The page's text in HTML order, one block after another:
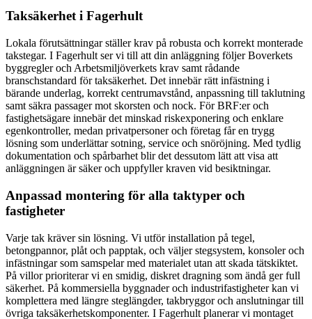
Taksäkerhet i Fagerhult
Lokala förutsättningar ställer krav på robusta och korrekt monterade
takstegar. I Fagerhult ser vi till att din anläggning följer Boverkets
byggregler och Arbetsmiljöverkets krav samt rådande
branschstandard för taksäkerhet. Det innebär rätt infästning i
bärande underlag, korrekt centrumavstånd, anpassning till taklutning
samt säkra passager mot skorsten och nock. För BRF:er och
fastighetsägare innebär det minskad riskexponering och enklare
egenkontroller, medan privatpersoner och företag får en trygg
lösning som underlättar sotning, service och snöröjning. Med tydlig
dokumentation och spårbarhet blir det dessutom lätt att visa att
anläggningen är säker och uppfyller kraven vid besiktningar.
Anpassad montering för alla taktyper och
fastigheter
Varje tak kräver sin lösning. Vi utför installation på tegel,
betongpannor, plåt och papptak, och väljer stegsystem, konsoler och
infästningar som samspelar med materialet utan att skada tätskiktet.
På villor prioriterar vi en smidig, diskret dragning som ändå ger full
säkerhet. På kommersiella byggnader och industrifastigheter kan vi
komplettera med längre steglängder, takbryggor och anslutningar till
övriga taksäkerhetskomponenter. I Fagerhult planerar vi montaget